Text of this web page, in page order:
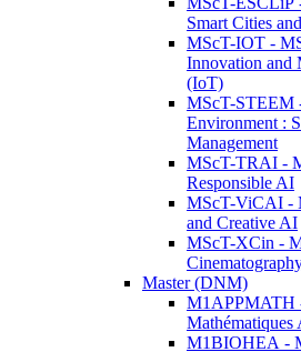
Smart Cities
MScT-IOT -
Innovation and
(IoT)
MScT-STEEM
Environment :
Management
MScT-TRAI -
Responsible AI
MScT-ViCAI -
and Creative AI
MScT-XCin -
Master (DNM)
M1APPMATH
Mathématiques
M1BIOHEA -